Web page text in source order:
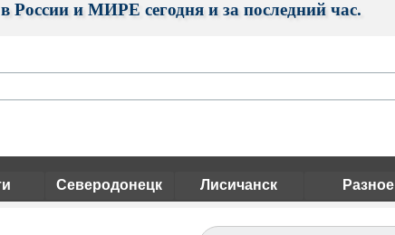
Северодонецк Лисичанск Разное
России и МИРЕ сегодня и за последний час.